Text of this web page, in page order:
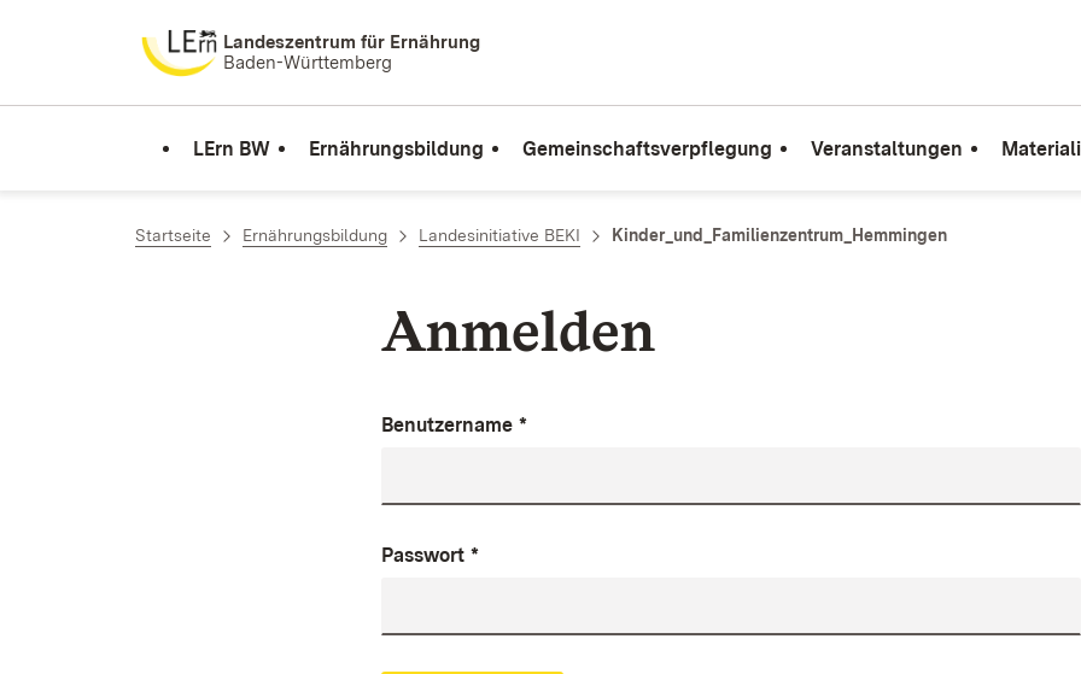
Zum Inhalt springenLandeszentrum für Ernährung
Baden-Württemberg
LErn BW Ernährungsbildung Gemeinschaftsverpflegung Veranstaltungen
Startseite Ernährungsbildung Landesinitiative BEKI Kinder_und_Familienzentrum_Hemmingen
Anmelden
Benutzername *
Passwort *